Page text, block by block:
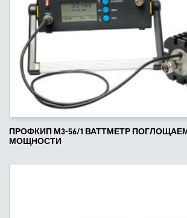
ПРОФКИП М3-56/1 ВАТТМЕТР
МОЩНОСТИ